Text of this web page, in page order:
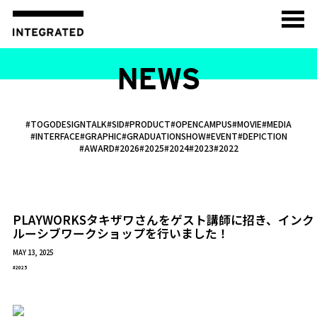
NEWS
#TOGODESIGNTALK#SID#PRODUCT#OPENCAMPUS#MOVIE#MEDIA
#INTERFACE#GRAPHIC#GRADUATIONSHOW#EVENT#DEPICTION
#AWARD#2026#2025#2024#2023#2022
PLAYWORKSタキザワさんをゲスト講師に招き、インク
ルーシブワークショップを行いました！
MAY 13, 2025
#2025